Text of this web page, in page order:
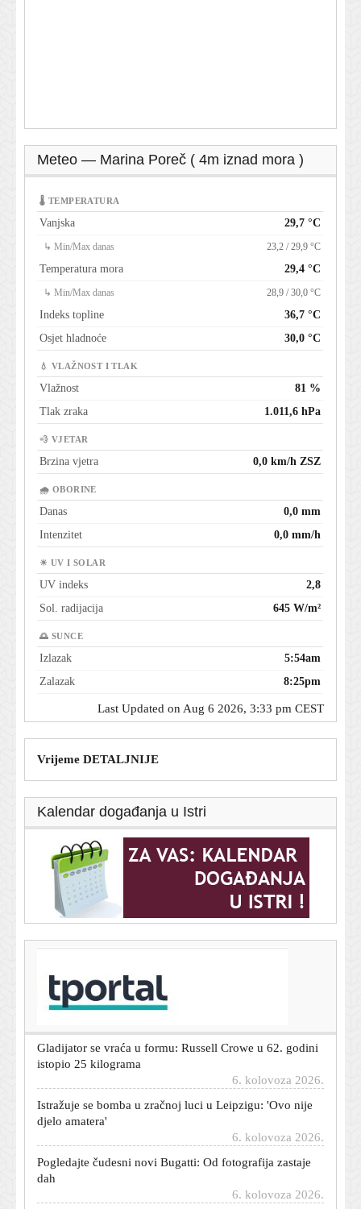
Meteo — Marina Poreč ( 4m iznad mora )
🌡 TEMPERATURA
Vanjska 29,7 °C
↳ Min/Max danas 23,2 / 29,9 °C
Temperatura mora 29,4 °C
↳ Min/Max danas 28,9 / 30,0 °C
Indeks topline
36,7 °C
Osjet hladnoće
30,0 °C
💧 VLAŽNOST I TLAK
Vlažnost
81 %
Tlak zraka
1.011,6 hPa
💨 VJETAR
Brzina vjetra 0,0 km/h ZSZ
🌧 OBORINE
Danas
0,0 mm
Intenzitet
0,0 mm/h
☀ UV I SOLAR
UV indeks
2,8
Sol. radijacija
645 W/m²
🌅 SUNCE
Izlazak
5:54am
Zalazak
8:25pm
Last Updated on Aug 6 2026, 3:33 pm CEST
Vrijeme DETALJNIJE
Kalendar događanja u Istri
T-portal.hr
tromjesečju
Gladijator se vraća u formu: Russell Crowe u 62. godini
istopio 25 kilograma
Istražuje se bomba u zračnoj luci u Leipzigu: 'Ovo nije
djelo amatera'
Pogledajte čudesni novi Bugatti: Od fotografija zastaje
dah
Nastavlja se pritisak na Kremlj: Britanija uvodi nove